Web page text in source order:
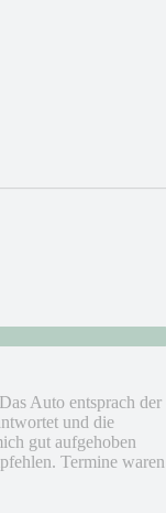
Auto entsprach der
und die
gut aufgehoben
Termine waren